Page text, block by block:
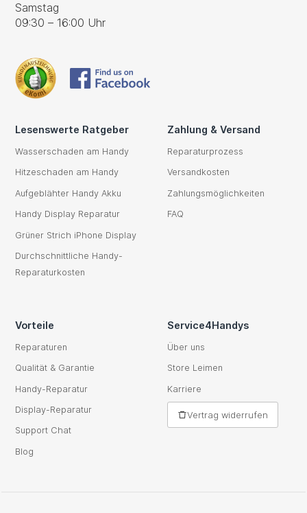
Samstag
09:30 – 16:00 Uhr
Lesenswerte Ratgeber
Wasserschaden am Handy
Hitzeschaden am Handy
Aufgeblähter Handy Akku
Handy Display Reparatur
Grüner Strich iPhone Display
Durchschnittliche Handy-
Reparaturkosten
Zahlung & Versand
Reparaturprozess
Versandkosten
Zahlungsmöglichkeiten
FAQ
Vorteile
Reparaturen
Qualität & Garantie
Handy-Reparatur
Display-Reparatur
Support Chat
Blog
Service4Handys
Über uns
Store Leimen
Karriere
Vertrag widerrufen